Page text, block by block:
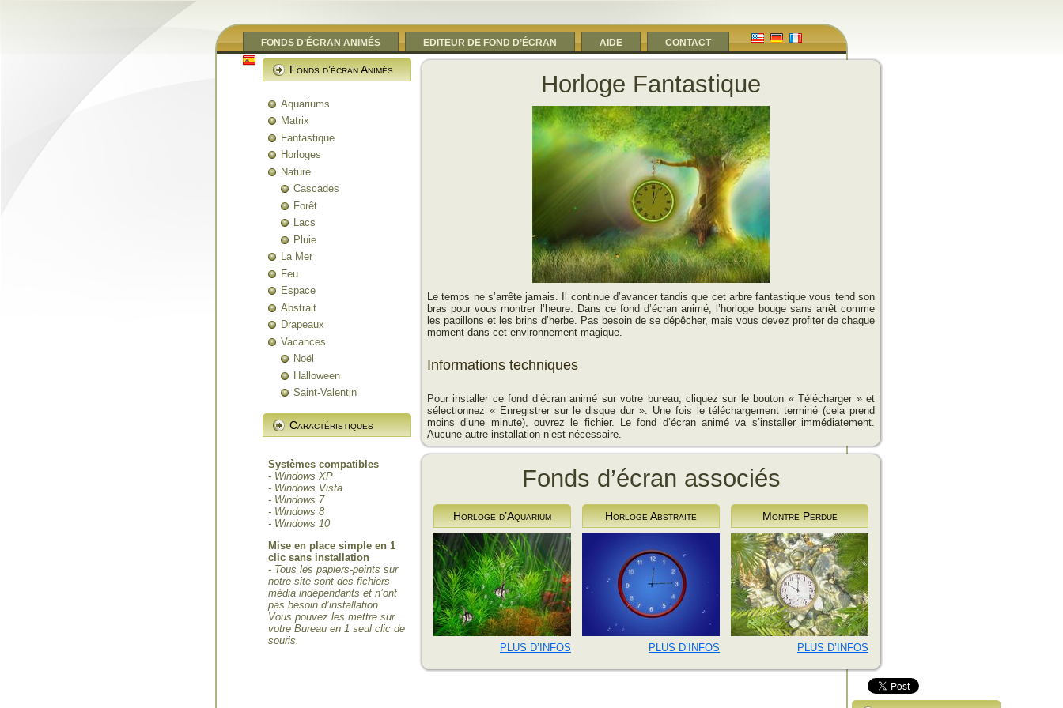
FONDS D’ÉCRAN ANIMÉS EDITEUR DE FOND D’ÉCRAN AIDE CONTACT
Fonds d’écran Animés
Aquariums
Matrix
Fantastique
Horloges
Nature
Cascades
Forêt
Lacs
Pluie
La Mer
Feu
Espace
Abstrait
Drapeaux
Vacances
Noël
Halloween
Saint-Valentin
Caractéristiques
Systèmes compatibles
- Windows XP
- Windows Vista
- Windows 7
- Windows 8
- Windows 10
Mise en place simple en 1
clic sans installation
- Tous les papiers-peints sur
notre site sont des fichiers
média indépendants et n’ont
pas besoin d’installation.
Vous pouvez les mettre sur
votre Bureau en 1 seul clic de
souris.
Horloge Fantastique
Le temps ne s’arrête jamais. Il continue d’avancer tandis que cet arbre fantastique vous tend son
bras pour vous montrer l’heure. Dans ce fond d’écran animé, l’horloge bouge sans arrêt comme
les papillons et les brins d’herbe. Pas besoin de se dépêcher, mais vous devez profiter de chaque
moment dans cet environnement magique.
Informations techniques
Pour installer ce fond d’écran animé sur votre bureau, cliquez sur le bouton « Télécharger » et
sélectionnez « Enregistrer sur le disque dur ». Une fois le téléchargement terminé (cela prend
moins d’une minute), ouvrez le fichier. Le fond d’écran animé va s’installer immédiatement.
Aucune autre installation n’est nécessaire.
Fonds d’écran associés
Horloge d’Aquarium
PLUS D’INFOS
Horloge Abstraite
PLUS D’INFOS
Montre Perdue
PLUS D’INFOS